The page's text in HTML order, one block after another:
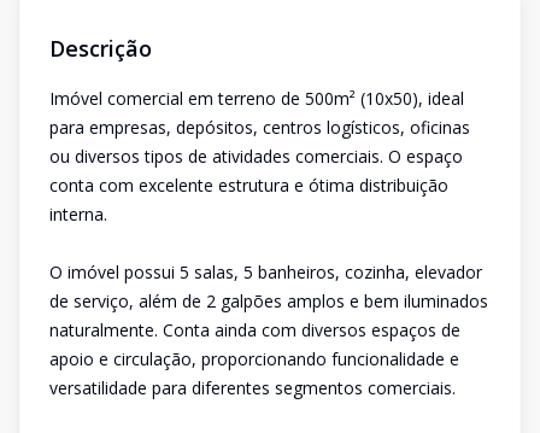
Descrição
Imóvel comercial em terreno de 500m² (10x50), ideal
para empresas, depósitos, centros logísticos, oficinas
ou diversos tipos de atividades comerciais. O espaço
conta com excelente estrutura e ótima distribuição
interna.
O imóvel possui 5 salas, 5 banheiros, cozinha, elevador
de serviço, além de 2 galpões amplos e bem iluminados
naturalmente. Conta ainda com diversos espaços de
apoio e circulação, proporcionando funcionalidade e
versatilidade para diferentes segmentos comerciais.